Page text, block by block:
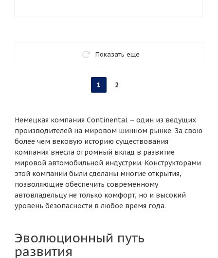
Показать еще
1 2
Немецкая компания Continental – один из ведущих
производителей на мировом шинном рынке. За свою
более чем вековую историю существования
компания внесла огромный вклад в развитие
мировой автомобильной индустрии. Конструкторами
этой компании были сделаны многие открытия,
позволяющие обеспечить современному
автовладельцу не только комфорт, но и высокий
уровень безопасности в любое время года.
Эволюционный путь
развития